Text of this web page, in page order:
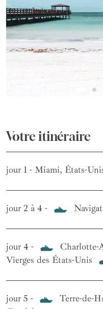
Votre itinéraire
jour 1 - Miami, États-
jour 2 à 4 -
jour 4 -
Charlotte-
Vierges des États-Unis
jour 5 -
Terre-de-